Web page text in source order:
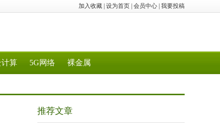
加入收藏 设为首页 会员中心 我要投稿
计算 5G网络 裸金属
推荐文章